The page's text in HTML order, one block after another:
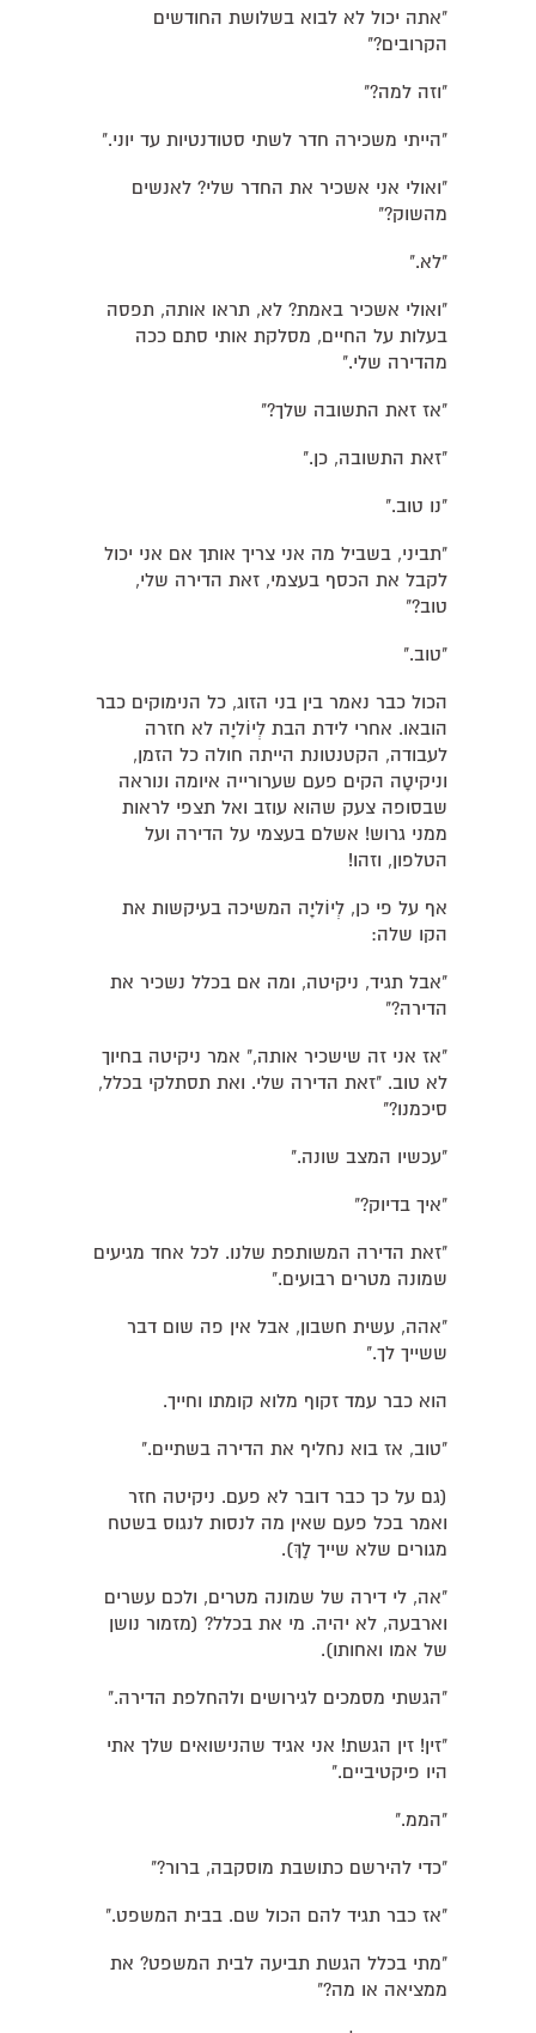
"אתה יכול לא לבוא בשלושת החודשים
הקרובים?"
"וזה למה?"
"הייתי משכירה חדר לשתי סטודנטיות עד יוני."
"ואולי אני אשכיר את החדר שלי? לאנשים
מהשוק?"
"לא."
"ואולי אשכיר באמת? לא, תראו אותה, תפסה
בעלות על החיים, מסלקת אותי סתם ככה
מהדירה שלי."
"אז זאת התשובה שלך?"
"זאת התשובה, כן."
"נו טוב."
"תביני, בשביל מה אני צריך אותך אם אני יכול
לקבל את הכסף בעצמי, זאת הדירה שלי,
טוב?"
"טוב."
הכול כבר נאמר בין בני הזוג, כל הנימוקים כבר
הובאו. אחרי לידת הבת לְיוֹליָה לא חזרה
לעבודה, הקטנטונת הייתה חולה כל הזמן,
וניקיטָה הקים פעם שערורייה איומה ונוראה
שבסופה צעק שהוא עוזב ואל תצפי לראות
ממני גרוש! אשלם בעצמי על הדירה ועל
הטלפון, וזהו!
אף על פי כן, לְיוֹליָה המשיכה בעיקשות את
הקו שלה:
"אבל תגיד, ניקיטה, ומה אם בכלל נשכיר את
הדירה?"
"אז אני זה שישכיר אותה," אמר ניקיטה בחיוך
לא טוב. "זאת הדירה שלי. ואת תסתלקי בכלל,
סיכמנו?"
"עכשיו המצב שונה."
"איך בדיוק?"
"זאת הדירה המשותפת שלנו. לכל אחד מגיעים
שמונה מטרים רבועים."
"אהה, עשית חשבון, אבל אין פה שום דבר
ששייך לך."
הוא כבר עמד זקוף מלוא קומתו וחייך.
"טוב, אז בוא נחליף את הדירה בשתיים."
(גם על כך כבר דובר לא פעם. ניקיטה חזר
ואמר בכל פעם שאין מה לנסות לנגוס בשטח
מגורים שלא שייך לָךְ).
"אה, לי דירה של שמונה מטרים, ולכם עשרים
וארבעה, לא יהיה. מי את בכלל? (מזמור נושן
של אמו ואחותו).
"הגשתי מסמכים לגירושים ולהחלפת הדירה."
"זין! זין הגשת! אני אגיד שהנישואים שלך אתי
היו פיקטיביים."
"הממ."
"כדי להירשם כתושבת מוסקבה, ברור?"
"אז כבר תגיד להם הכול שם. בבית המשפט."
"מתי בכלל הגשת תביעה לבית המשפט? את
ממציאה או מה?"